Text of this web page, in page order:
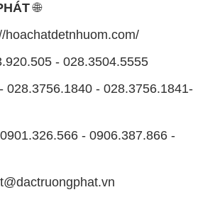
🌐
hoachatdetnhuom.com/
- 028.3504.5555
028.3756.1840 - 028.3756.1841-
- 0906.387.866 -